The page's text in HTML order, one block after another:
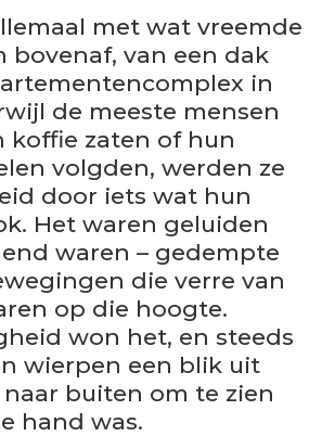
met wat vreemde
bovenaf, van een dak
in
de meeste mensen
koffie zaten of hun
volgden, werden ze
door iets wat hun
Het waren geluiden
waren – gedempte
die verre van
op die hoogte.
won het, en steeds
wierpen een blik uit
buiten om te zien
hand was.